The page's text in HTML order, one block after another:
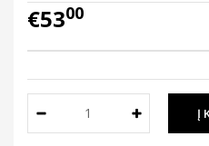
€5300